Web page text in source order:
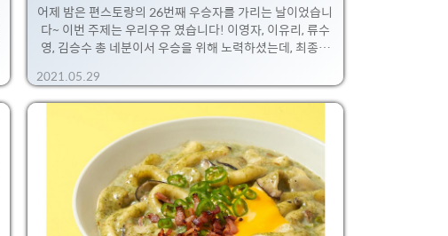
어제 밤은 편스토랑의 26번째 우승자를 가리는 날이었습니
다~ 이번 주제는 우리우유 였습니다! 이영자, 이유리, 류수
영, 김승수 총 네분이서 우승을 위해 노력하셨는데, 최종적
확인~ 편스토랑 26회차 우승상품 어남선생 또치닭 1인 편
의점용~ 후기 이번 후기는 지난주 금요일에 방송한 신상출
시 편스토랑의 26번째 출시상품인 어남선생 또치닭입니다.
어남선생에서 알 수 있듯이 류수영님이 우승을 차지했지요
~ (어남선이 류수영님 본명이라 shinlucky.tistory.com
이번 출시상품 이름은 어남선생 또치닭입니다. 저는 몰랐는
데, 와이프가 메뉴이름을 보고 류수영님이 우승한걸 알아채
더라구요. 어떻게 알았냐고 물어보니, 어남선이 류수영님
본명이더라구요!! 찾아..
2021.05.29